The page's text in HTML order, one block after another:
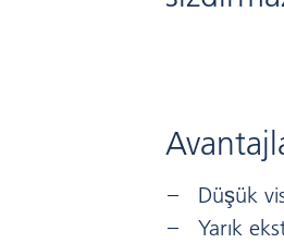
Düşük
Yarık